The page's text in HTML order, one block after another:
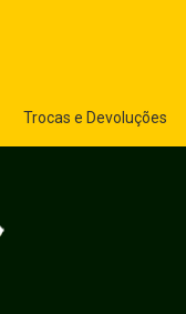
Trocas e Devoluções